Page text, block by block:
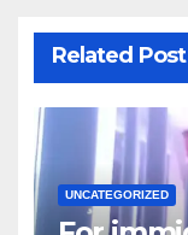
Related Post
UNCATEGORIZED